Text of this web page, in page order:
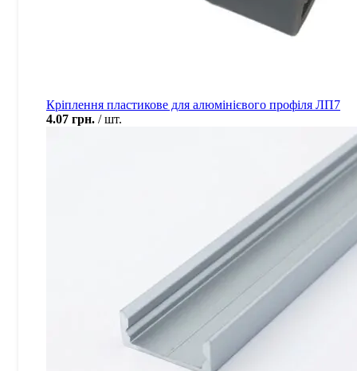
Кріплення пластикове для алюмінієвого профіля ЛП7
4.07 грн. шт.